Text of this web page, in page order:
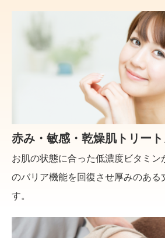
赤み・敏感・乾燥肌トリート
お肌の状態に合った低濃度ビタミン
のバリア機能を回復させ厚みのある
す。